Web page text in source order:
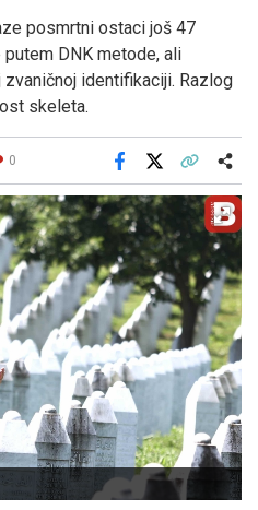
posmrtni ostaci još 47
DNK metode, ali
identifikaciji. Razlog
skeleta.
0
Facebook